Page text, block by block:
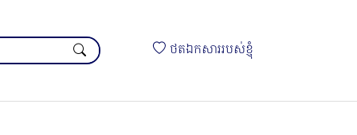
ថតឯកសាររបស់ខ្ញុំ